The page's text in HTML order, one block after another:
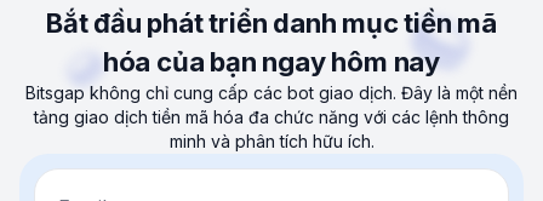
Bắt đầu phát triển danh mục tiền mã
hóa của bạn ngay hôm nay
Bitsgap không chỉ cung cấp các bot giao dịch. Đây là một nền
tảng giao dịch tiền mã hóa đa chức năng với các lệnh thông
minh và phân tích hữu ích.